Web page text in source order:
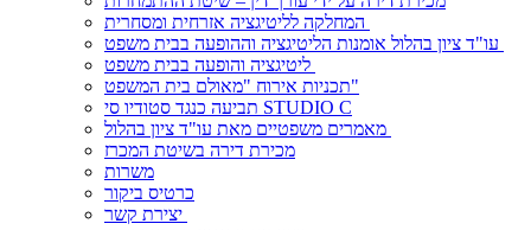
תכניות אירוח "מאולם בית המשפט"
תביעה כנגד סטודיו סי STUDIO C
מכירת דירה בשיטת המכרז
משרות
כרטיס ביקור